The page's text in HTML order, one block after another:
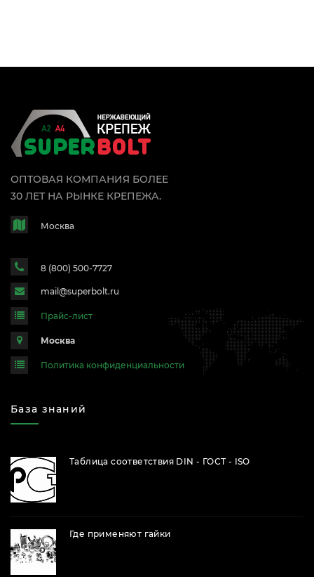
ОПТОВАЯ КОМПАНИЯ БОЛЕЕ
30 ЛЕТ НА РЫНКЕ КРЕПЕЖА.
Москва
8 (800) 500-7727
mail@superbolt.ru
Прайс-лист
Москва
Политика конфиденциальности
База знаний
Таблица соответствия DIN - ГОСТ - ISO
Где применяют гайки